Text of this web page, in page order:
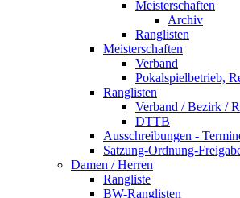
Meisterschaften
Archiv
Ranglisten
Meisterschaften
Verband
Pokalspielbetrieb,
Ranglisten
Verband / Bezirk /
DTTB
Ausschreibungen -
Satzung-Ordnung-
Damen / Herren
Rangliste
BW-Ranglisten